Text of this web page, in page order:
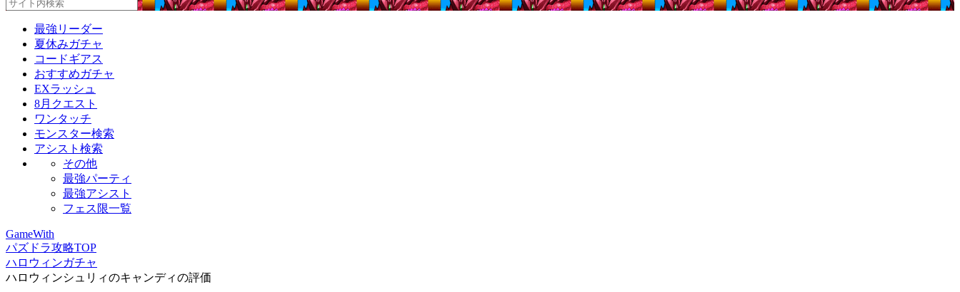
最強リーダー
夏休みガチャ
コードギアス
おすすめガチャ
EXラッシュ
8月クエスト
ワンタッチ
モンスター検索
アシスト検索
その他
最強パーティ
最強アシスト
フェス限一覧
GameWith
パズドラ攻略TOP
ハロウィンガチャ
ハロウィンシュリィのキャンディの評価